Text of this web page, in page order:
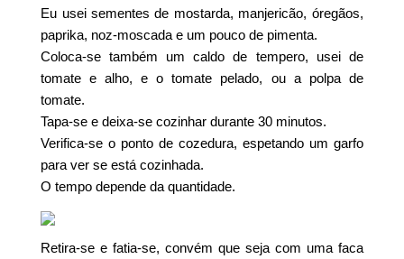
Eu usei sementes de mostarda, manjericão, óregãos,
paprika, noz-moscada e um pouco de pimenta.
Coloca-se também um caldo de tempero, usei de
tomate e alho, e o tomate pelado, ou a polpa de
tomate.
Tapa-se e deixa-se cozinhar durante 30 minutos.
Verifica-se o ponto de cozedura, espetando um garfo
para ver se está cozinhada.
O tempo depende da quantidade.
Retira-se e fatia-se, convém que seja com uma faca